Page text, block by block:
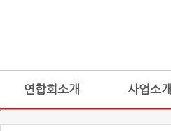
연합회소개 사업소개